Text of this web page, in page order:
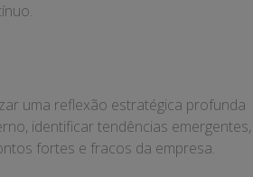
uma reflexão estratégica profunda
identificar tendências emergentes,
fortes e fracos da empresa.